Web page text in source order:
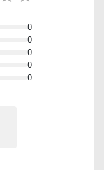
0
0
0
0
0